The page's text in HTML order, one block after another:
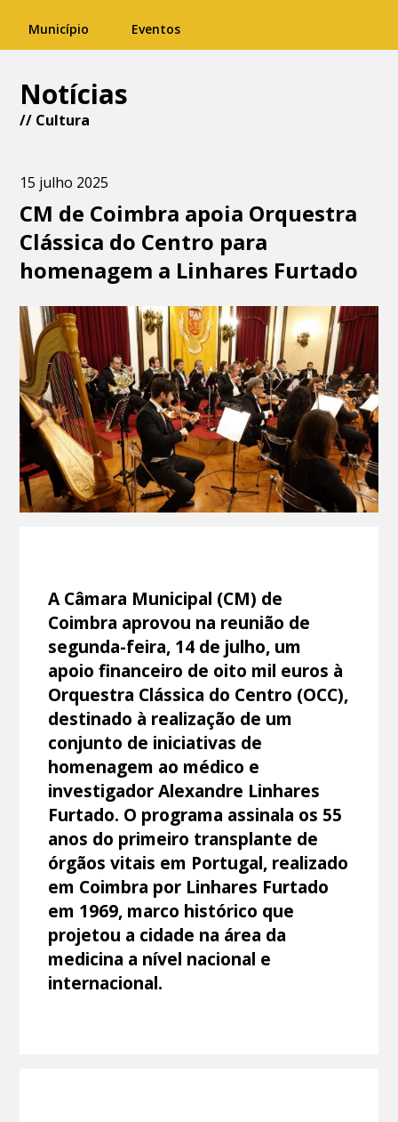
Município Eventos
Notícias
// Cultura
15 julho 2025
CM de Coimbra apoia Orquestra
Clássica do Centro para
homenagem a Linhares Furtado
A Câmara Municipal (CM) de
Coimbra aprovou na reunião de
segunda-feira, 14 de julho, um
apoio financeiro de oito mil euros à
Orquestra Clássica do Centro (OCC),
destinado à realização de um
conjunto de iniciativas de
homenagem ao médico e
investigador Alexandre Linhares
Furtado. O programa assinala os 55
anos do primeiro transplante de
órgãos vitais em Portugal, realizado
em Coimbra por Linhares Furtado
em 1969, marco histórico que
projetou a cidade na área da
medicina a nível nacional e
internacional.